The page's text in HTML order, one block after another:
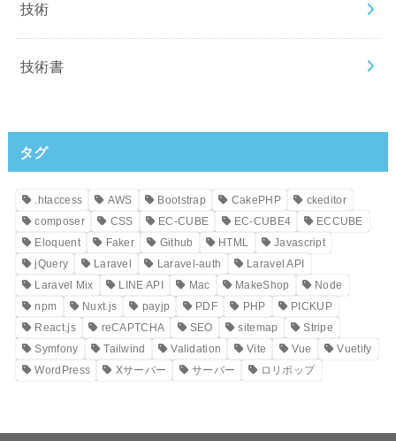
技術
技術書
タグ
.htaccess AWS Bootstrap CakePHP
ckeditor
composer
CSS EC-CUBE EC-CUBE4
ECCUBE
Eloquent
Faker Github HTML
Javascript
jQuery
Laravel Laravel-auth
Laravel API
Laravel Mix
LINE API Mac MakeShop
Node
npm
Nuxt.js payjp PDF PHP
PICKUP
React.js
reCAPTCHA SEO sitemap
Stripe
Symfony
Tailwind Validation Vite Vue
Vuetify
WordPress
Xサーバー サーバー ロリポップ